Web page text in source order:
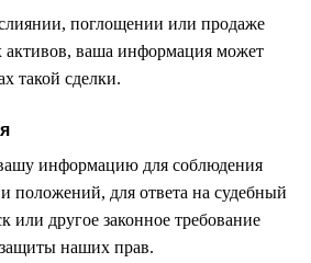
поглощении или продаже
активов, ваша информация может
такой сделки.
информацию для соблюдения
положений, для ответа на судебный
или другое законное требование
наших прав.